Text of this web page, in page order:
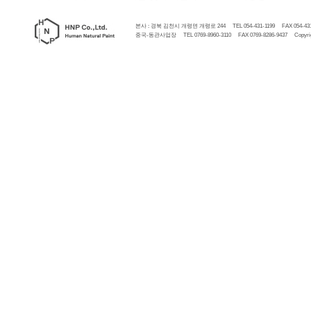
본사 : 경북 김천시 개령면 개령로 244 TEL 054-431-1199 FAX 054-
중국-동관사업장 TEL 0769-8960-3110 FAX 0769-8286-9437